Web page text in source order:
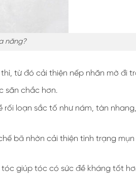
năng?
từ đó cải thiện nếp nhăn mờ đi
săn chắc hơn.
loạn sắc tố như nám, tàn
bã nhờn cải thiện tình trạng
giúp tóc có sức đề kháng tốt